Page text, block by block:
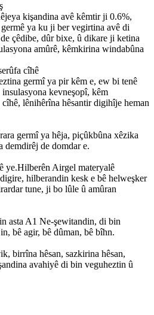
kişandina avê kêmtir ji 0.6%,
ya ku ji ber vegirtina avê di
çêdibe, dûr bixe, û dikare ji ketina
amûrê, kêmkirina windabûna
cîhê
germî ya pir kêm e, ew bi tenê
kevneşopî, kêm
lênihêrîna hêsantir digihîje heman
germî ya hêja, piçûkbûna xêzika
demdirêj de domdar e.
ye.Hilberên Airgel materyalê
hilberandin kesk e bê helweşker
tune, ji bo lûle û amûran
asta A1 Ne-şewitandin, di bin
bê agir, bê dûman, bê bîhn.
birrîna hêsan, sazkirina hêsan,
avahiyê di bin veguheztin û